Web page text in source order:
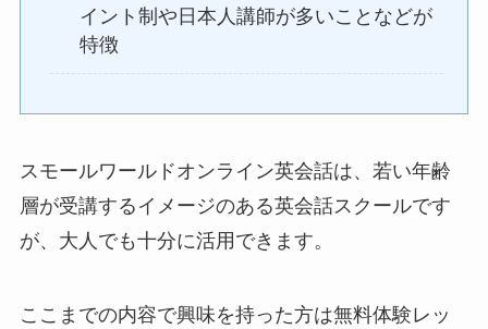
イント制や日本人講師が多いことなどが
特徴
スモールワールドオンライン英会話は、若い年齢
層が受講するイメージのある英会話スクールです
が、大人でも十分に活用できます。
ここまでの内容で興味を持った方は無料体験レッ